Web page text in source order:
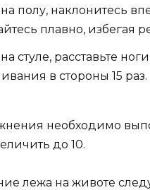
полу, наклонитесь
плавно, избегая
стуле, расставьте
в стороны 15 раз.
необходимо
до 10.
лежа на животе